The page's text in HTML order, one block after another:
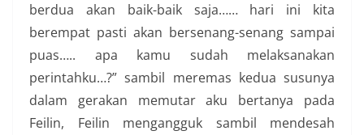
berdua akan baik-baik saja…… hari ini kita
berempat pasti akan bersenang-senang sampai
puas….. apa kamu sudah melaksanakan
perintahku…?” sambil meremas kedua susunya
dalam gerakan memutar aku bertanya pada
Feilin, Feilin mengangguk sambil mendesah